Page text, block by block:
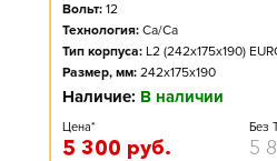
Вольт: 12
Технология: Ca/Ca
Тип корпуса: L2 (242x175x190)
Размер, мм: 242x175x190
Наличие: В наличии
Цена*
5 300 руб.
Без
5